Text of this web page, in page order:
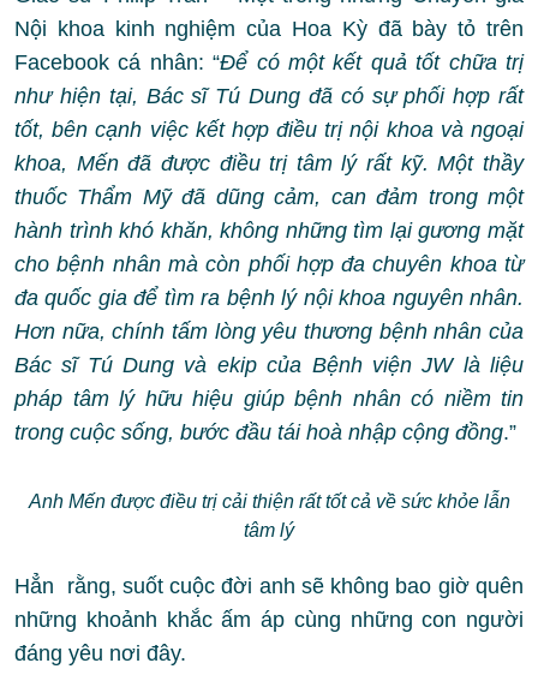
Nội khoa kinh nghiệm của Hoa Kỳ đã bày tỏ trên
Facebook cá nhân: “Để có một kết quả tốt chữa trị
như hiện tại, Bác sĩ Tú Dung đã có sự phối hợp rất
tốt, bên cạnh việc kết hợp điều trị nội khoa và ngoại
khoa, Mến đã được điều trị tâm lý rất kỹ. Một thầy
thuốc Thẩm Mỹ đã dũng cảm, can đảm trong một
hành trình khó khăn, không những tìm lại gương mặt
cho bệnh nhân mà còn phối hợp đa chuyên khoa từ
đa quốc gia để tìm ra bệnh lý nội khoa nguyên nhân.
Hơn nữa, chính tấm lòng yêu thương bệnh nhân của
Bác sĩ Tú Dung và ekip của Bệnh viện JW là liệu
pháp tâm lý hữu hiệu giúp bệnh nhân có niềm tin
trong cuộc sống, bước đầu tái hoà nhập cộng đồng.”
Anh Mến được điều trị cải thiện rất tốt cả về sức khỏe lẫn
tâm lý
Hẳn rằng, suốt cuộc đời anh sẽ không bao giờ quên
những khoảnh khắc ấm áp cùng những con người
đáng yêu nơi đây.